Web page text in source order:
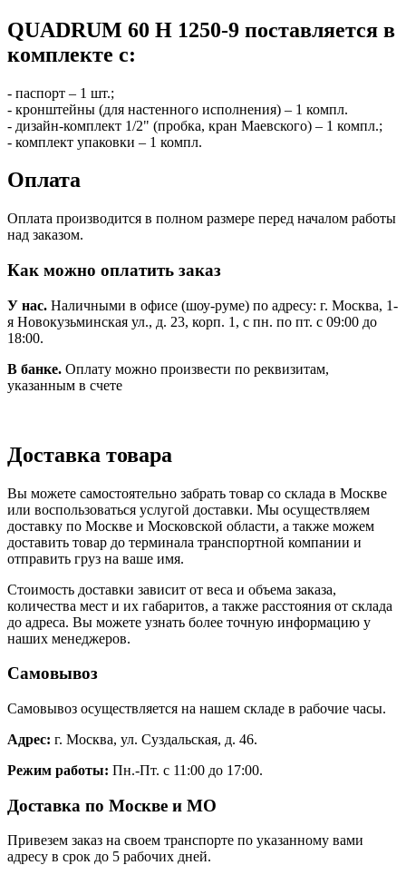
QUADRUM 60 H 1250-9 поставляется в
комплекте с:
- паспорт – 1 шт.;
- кронштейны (для настенного исполнения) – 1 компл.
- дизайн-комплект 1/2" (пробка, кран Маевского) – 1 компл.;
- комплект упаковки – 1 компл.
Оплата
Оплата производится в полном размере перед началом работы
над заказом.
Как можно оплатить заказ
У нас. Наличными в офисе (шоу-руме) по адресу: г. Москва, 1-
я Новокузьминская ул., д. 23, корп. 1, с пн. по пт. с 09:00 до
18:00.
В банке. Оплату можно произвести по реквизитам,
указанным в счете
Доставка товара
Вы можете самостоятельно забрать товар со склада в Москве
или воспользоваться услугой доставки. Мы осуществляем
доставку по Москве и Московской области, а также можем
доставить товар до терминала транспортной компании и
отправить груз на ваше имя.
Стоимость доставки зависит от веса и объема заказа,
количества мест и их габаритов, а также расстояния от склада
до адреса. Вы можете узнать более точную информацию у
наших менеджеров.
Самовывоз
Самовывоз осуществляется на нашем складе в рабочие часы.
Адрес: г. Москва, ул. Суздальская, д. 46.
Режим работы: Пн.-Пт. с 11:00 до 17:00.
Доставка по Москве и МО
Привезем заказ на своем транспорте по указанному вами
адресу в срок до 5 рабочих дней.